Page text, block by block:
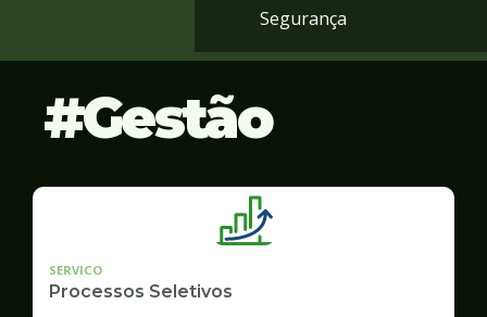
Segurança
Gestão
SERVICO
Processos Seletivos